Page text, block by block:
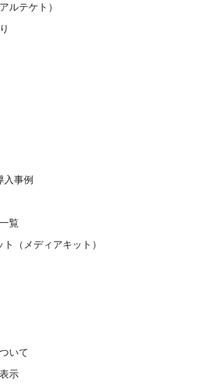
ルテケト）
入事例
覧
（メディアキット）
いて
示